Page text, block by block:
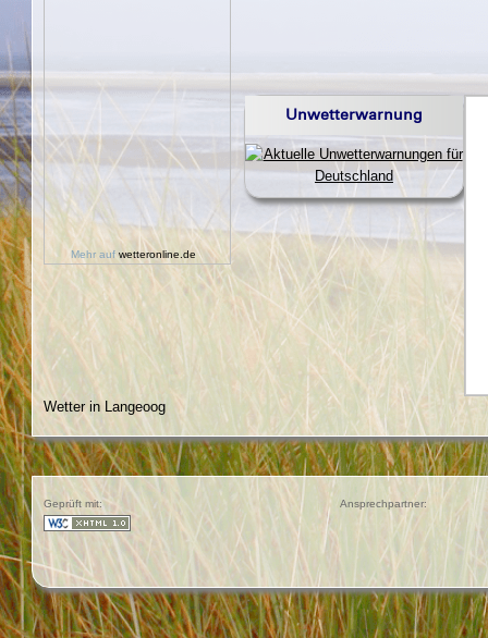
Mehr auf wetteronline.de
Unwetterwarnung
Wetter in Langeoog
Geprüft mit: Ansprechpartner: